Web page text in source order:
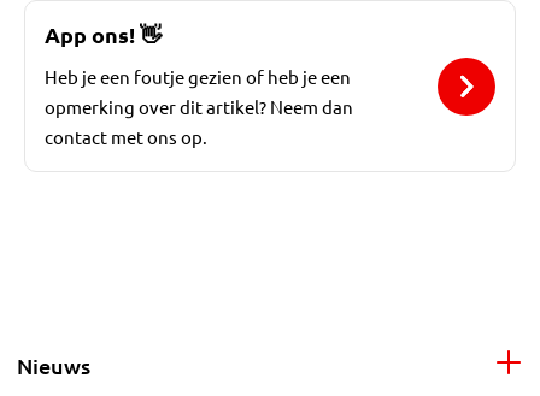
App ons!👋
Heb je een foutje gezien of heb je een
opmerking over dit artikel? Neem dan
contact met ons op.
Nieuws